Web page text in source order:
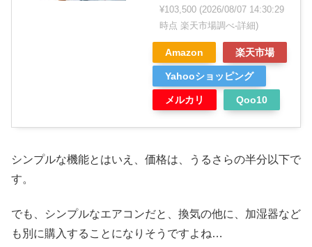
¥103,500 (2026/08/07 14:30:29
時点 楽天市場調べ-詳細)
Amazon 楽天市場
Yahooショッピング
メルカリ Qoo10
シンプルな機能とはいえ、価格は、うるさらの半分以下で
す。
でも、シンプルなエアコンだと、換気の他に、加湿器など
も別に購入することになりそうですよね…